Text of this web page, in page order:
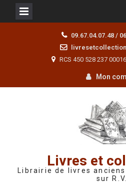
09.67.04.07.48 /
RCS 450 528 237
Mon
Livres et
Librairie de livres
sur R.V.